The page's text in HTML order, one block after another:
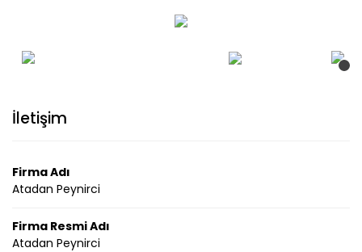
İletişim
Firma Adı
Atadan Peynirci
Firma Resmi Adı
Atadan Peynirci